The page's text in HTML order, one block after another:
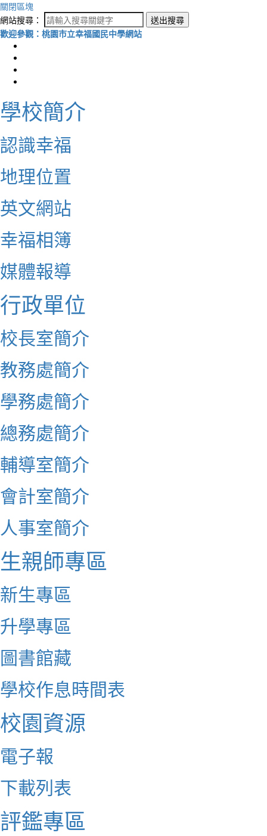
關閉區塊
網站搜尋：
送出搜尋
歡迎參觀：桃園市立幸福國民中學網站
學校簡介
認識幸福
地理位置
英文網站
幸福相簿
媒體報導
行政單位
校長室簡介
教務處簡介
學務處簡介
總務處簡介
輔導室簡介
會計室簡介
人事室簡介
生親師專區
新生專區
升學專區
圖書館藏
學校作息時間表
校園資源
電子報
下載列表
評鑑專區